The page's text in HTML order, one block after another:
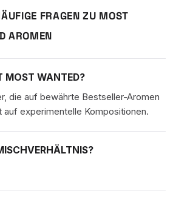
FRAGEN ZU MOST
AROMEN
MOST WANTED?
die auf bewährte Bestseller-Aromen
auf experimentelle Kompositionen.